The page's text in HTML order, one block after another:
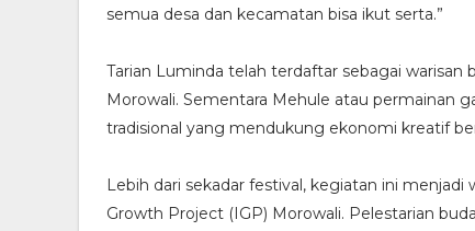
semua desa dan kecamatan bisa ikut serta.”
Tarian Luminda telah terdaftar sebagai
Morowali. Sementara Mehule atau permainan
tradisional yang mendukung ekonomi kreatif
Lebih dari sekadar festival, kegiatan ini
Growth Project (IGP) Morowali. Pelestarian